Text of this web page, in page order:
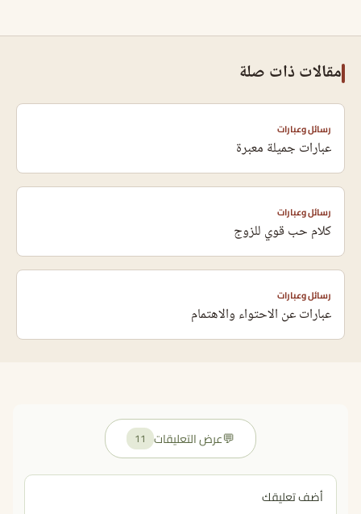
مقالات ذات صلة
رسائل وعبارات
عبارات جميلة معبرة
رسائل وعبارات
كلام حب قوي للزوج
رسائل وعبارات
عبارات عن الاحتواء والاهتمام
💬عرض التعليقات 11
أضف تعليقك